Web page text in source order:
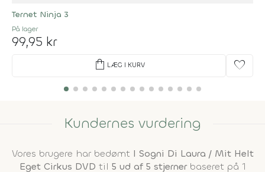
Ternet Ninja 3
På lager
99,95 kr
shopping_bag LÆG I KURV favorite
Kundernes vurdering
Vores brugere har bedømt I Sogni Di Laura / Mit Helt
Eget Cirkus DVD til 5 ud af 5 stjernerbaseret på 1